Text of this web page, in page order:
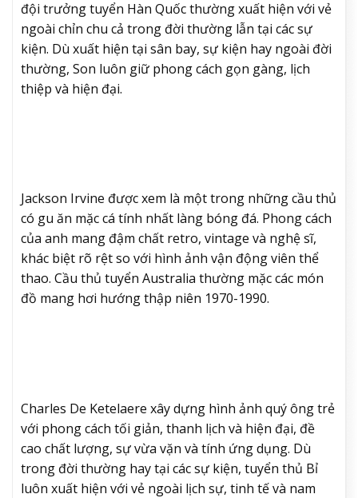
đội trưởng tuyển Hàn Quốc thường xuất hiện với vẻ
ngoài chỉn chu cả trong đời thường lẫn tại các sự
kiện. Dù xuất hiện tại sân bay, sự kiện hay ngoài đời
thường, Son luôn giữ phong cách gọn gàng, lịch
thiệp và hiện đại.
Jackson Irvine được xem là một trong những cầu thủ
có gu ăn mặc cá tính nhất làng bóng đá. Phong cách
của anh mang đậm chất retro, vintage và nghệ sĩ,
khác biệt rõ rệt so với hình ảnh vận động viên thể
thao. Cầu thủ tuyển Australia thường mặc các món
đồ mang hơi hướng thập niên 1970-1990.
Charles De Ketelaere xây dựng hình ảnh quý ông trẻ
với phong cách tối giản, thanh lịch và hiện đại, đề
cao chất lượng, sự vừa vặn và tính ứng dụng. Dù
trong đời thường hay tại các sự kiện, tuyển thủ Bỉ
luôn xuất hiện với vẻ ngoài lịch sự, tinh tế và nam